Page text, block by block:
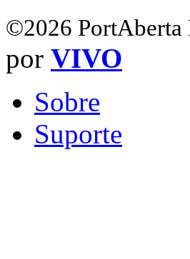
©2026 PortAberta
por VIVO
Sobre
Suporte